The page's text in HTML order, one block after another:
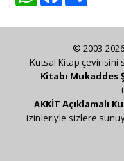
© 2003-2026
Kutsal Kitap çevirisini
Kitabı Mukaddes
AKKİT Açıklamalı
izinleriyle sizlere